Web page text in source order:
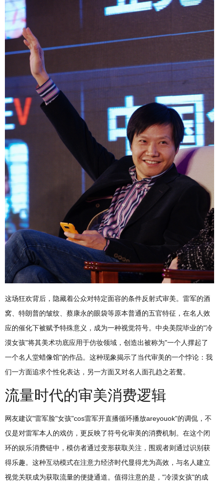
这场狂欢背后，隐藏着公众对特定面容的条件反射式审美。雷军的酒
窝、特朗普的皱纹、蔡康永的眼袋等原本普通的五官特征，在名人效
应的催化下被赋予特殊意义，成为一种视觉符号。中央美院毕业的"冷
漠女孩"将其美术功底应用于仿妆领域，创造出被称为"一个人撑起了
一个名人堂蜡像馆"的作品。这种现象揭示了当代审美的一个悖论：我
们一方面追求个性化表达，另一方面又对名人面孔趋之若鹜。
流量时代的审美消费逻辑
网友建议"雷军脸"女孩"cos雷军开直播循环播放areyouok"的调侃，不
仅是对雷军本人的戏仿，更反映了符号化审美的消费机制。在这个闭
环的娱乐消费链中，模仿者通过变形获取关注，围观者则通过识别获
得乐趣。这种互动模式在注意力经济时代显得尤为高效，与名人建立
视觉关联成为获取流量的便捷通道。值得注意的是，"冷漠女孩"的成